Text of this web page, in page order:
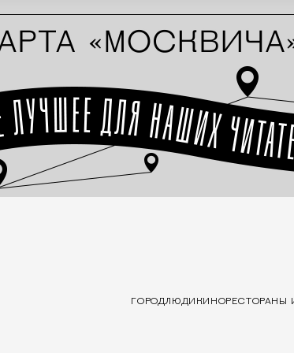
ГОРОДЛЮДИ КИНОРЕСТОРАНЫ